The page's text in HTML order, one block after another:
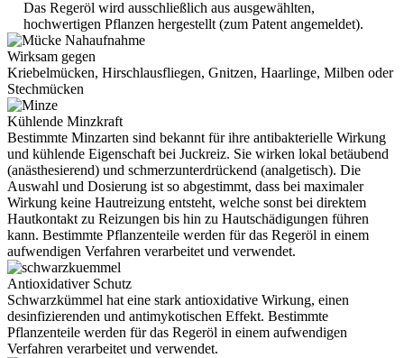
Das Regeröl wird ausschließlich aus ausgewählten,
hochwertigen Pflanzen hergestellt (zum Patent angemeldet).
Wirksam gegen
Kriebelmücken, Hirschlausfliegen, Gnitzen, Haarlinge, Milben oder
Stechmücken
Kühlende Minzkraft
Bestimmte Minzarten sind bekannt für ihre antibakterielle Wirkung
und kühlende Eigenschaft bei Juckreiz. Sie wirken lokal betäubend
(anästhesierend) und schmerzunterdrückend (analgetisch). Die
Auswahl und Dosierung ist so abgestimmt, dass bei maximaler
Wirkung keine Hautreizung entsteht, welche sonst bei direktem
Hautkontakt zu Reizungen bis hin zu Hautschädigungen führen
kann. Bestimmte Pflanzenteile werden für das Regeröl in einem
aufwendigen Verfahren verarbeitet und verwendet.
Antioxidativer Schutz
Schwarzkümmel hat eine stark antioxidative Wirkung, einen
desinfizierenden und antimykotischen Effekt. Bestimmte
Pflanzenteile werden für das Regeröl in einem aufwendigen
Verfahren verarbeitet und verwendet.